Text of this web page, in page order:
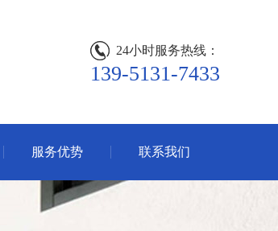
24小时服务热线：
139-5131-7433
服务优势 联系我们